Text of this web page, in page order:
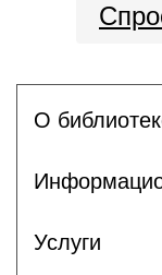
О
Услуги